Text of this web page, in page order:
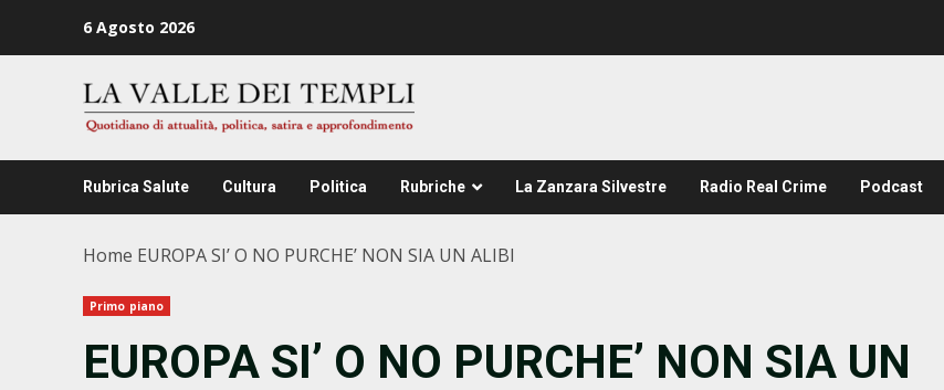
6 Agosto 2026
Rubrica Salute Cultura Politica Rubriche La Zanzara Silvestre Radio Real Crime Podcast
Home EUROPA SI’ O NO PURCHE’ NON SIA UN ALIBI
Primo piano
EUROPA SI’ O NO PURCHE’ NON SIA UN